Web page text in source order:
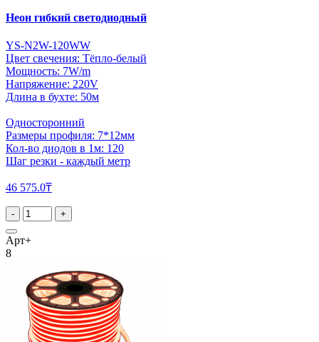
Неон гибкий светодиодный
YS-N2W-120WW
Цвет свечения: Тёпло-белый
Мощность: 7W/m
Напряжение: 220V
Длина в бухте: 50м
Односторонний
Размеры профиля: 7*12мм
Кол-во диодов в 1м: 120
Шаг резки - каждый метр
46 575.0₸
- +
Арт+
8